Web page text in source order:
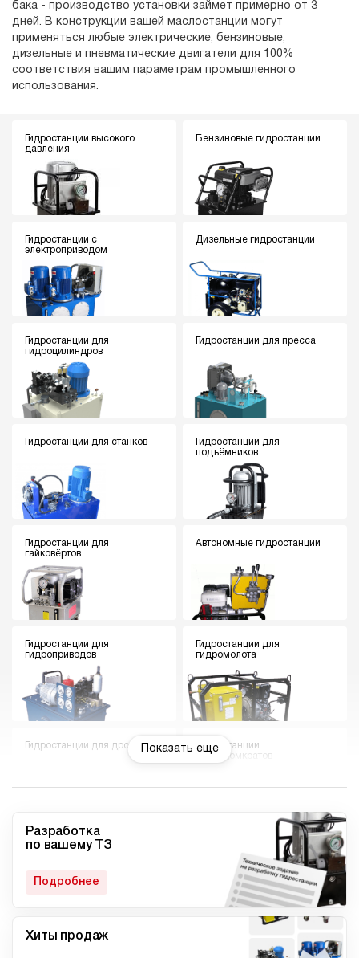
бака - производство установки займет примерно от 3
дней. В конструкции вашей маслостанции могут
применяться любые электрические, бензиновые,
дизельные и пневматические двигатели для 100%
соответствия вашим параметрам промышленного
использования.
Гидростанции высокого
давления
Бензиновые гидростанции
Гидростанции с
электроприводом
Дизельные гидростанции
Гидростанции для
гидроцилиндров
Гидростанции для пресса
Гидростанции для станков
Гидростанции для
подъёмников
Гидростанции для
гайковёртов
Автономные гидростанции
Гидростанции для
гидроприводов
Гидростанции для
гидромолота
Гидростанции для дровокола
Гидростанции
гидродомкратов
Гидростанции для токарного
Мини гидростанции
Компактные гидростанции
Показать еще
Разработка
по вашему ТЗ
Подробнее
Хиты продаж